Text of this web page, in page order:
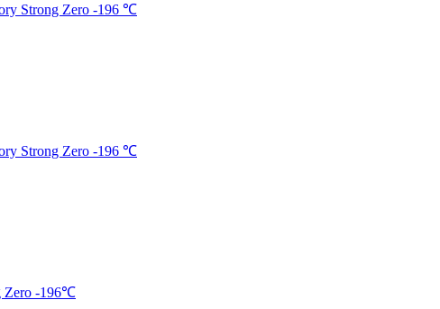
Strong Zero -196 ℃
Strong Zero -196 ℃
Zero -196℃